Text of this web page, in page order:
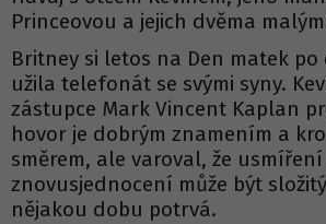
Princeovou a jejich dvěma
Britney si letos na Den matek
užila telefonát se svými syny.
zástupce Mark Vincent Kaplan
hovor je dobrým znamením a
směrem, ale varoval, že
znovusjednocení může být
nějakou dobu potrvá.